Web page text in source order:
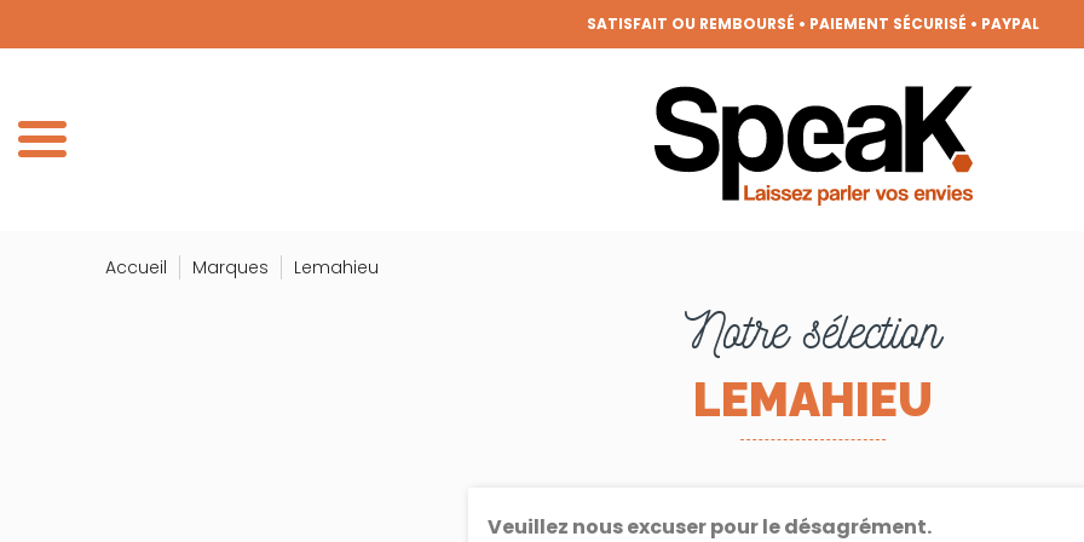
DÉCOUVREZ DES PÉPITES TOUTES LES SEMAINES, LES DERNIÈRES TENDANCES
FRAIS DE PORT OFFERTS DÈS 50€ D'ACHAT (HORS REMISES)
DEVENEZ MEMBRE DE LA CLIQUE ET BÉNÉFICIEZ DE NOMBREUX
GRANDE BRADERIE : TOUTES VOS ENVIES À PRIX RONDS !
Accueil Marques Lemahieu
Notre sélection
LEMAHIEU
Veuillez nous excuser pour le désagrément.